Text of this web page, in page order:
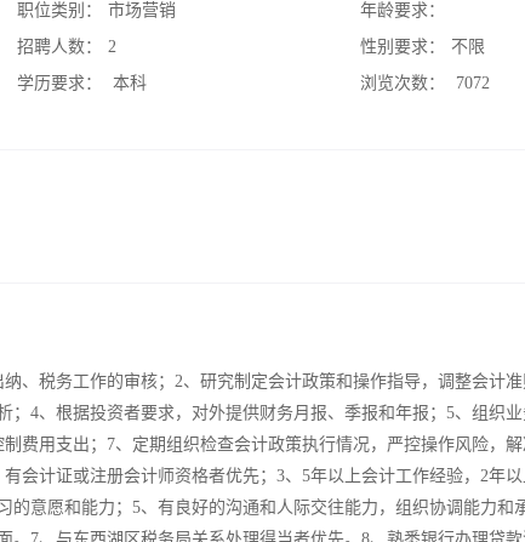
职位类别：
市场营销
招聘人数：
2
学历要求：
本科
年龄要求：
性别要求：
不限
浏览次数：
7072
、税务工作的审核；2、研究制定会计政策和操作指导，调整会计
；4、根据投资者要求，对外提供财务月报、季报和年报；5、组织
费用支出；7、定期组织检查会计政策执行情况，严控操作风险，
会计证或注册会计师资格者优先；3、5年以上会计工作经验，2年
的意愿和能力；5、有良好的沟通和人际交往能力，组织协调能力和